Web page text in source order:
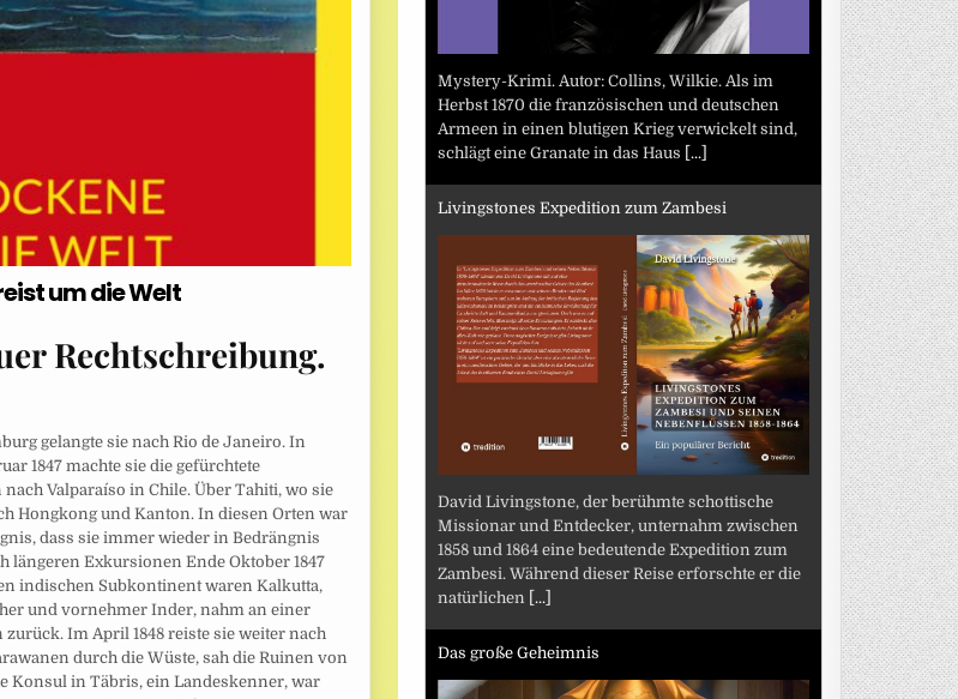
Mystery-Krimi. Autor: Collins, Wilkie. Als im
Herbst 1870 die französischen und deutschen
Armeen in einen blutigen Krieg verwickelt sind,
schlägt eine Granate in das Haus [...]
Livingstones Expedition zum Zambesi
David Livingstone, der berühmte schottische
Missionar und Entdecker, unternahm zwischen
1858 und 1864 eine bedeutende Expedition zum
Zambesi. Während dieser Reise erforschte er die
natürlichen [...]
Das große Geheimnis